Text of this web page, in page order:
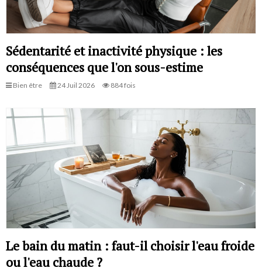
Sédentarité et inactivité physique : les
conséquences que l'on sous-estime
Bien être 24 Juil 2026 884 fois
Le bain du matin : faut-il choisir l'eau froide
ou l'eau chaude ?